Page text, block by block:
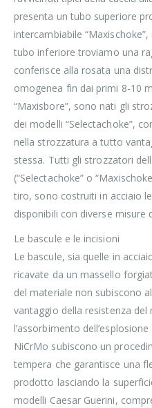
presenta un tubo superiore
intercambiabile
tubo inferiore troviamo una
conferisce alla rosata una
omogenea fin dai primi 8-10
“Maxisbore”, sono nati gli
dei modelli “Selectachoke”,
nella strozzatura a tutto
stessa. Tutti gli strozzatori
(“Selectachoke” o
tiro, sono costruiti in acciaio
disponibili con diverse misure
Le bascule e le incisioni
Le bascule, sia quelle in
ricavate da un massello
del materiale non subiscono
vantaggio della resistenza
l’assorbimento
NiCrMo subiscono un
tempera che garantisce una
prodotto lasciando la
modelli Caesar Guerini,